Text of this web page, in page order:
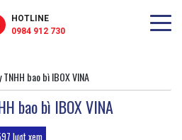
HOTLINE
0984 912 730
bao bì IBOX VINA
bao bì IBOX VINA
lượt xem